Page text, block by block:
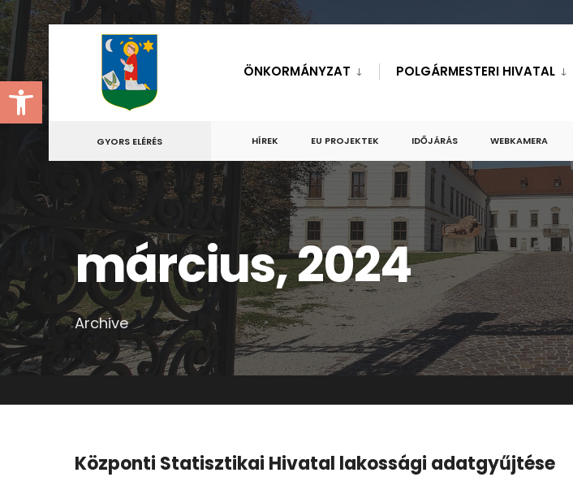
Eszköztár megnyitása
content
ÖNKORMÁNYZAT POLGÁRMESTERI HIVATAL
GYORS ELÉRÉS HÍREK EU PROJEKTEK IDŐJÁRÁS WEBKAMERA
március, 2024
Archive
Központi Statisztikai Hivatal lakossági adatgyűjtése